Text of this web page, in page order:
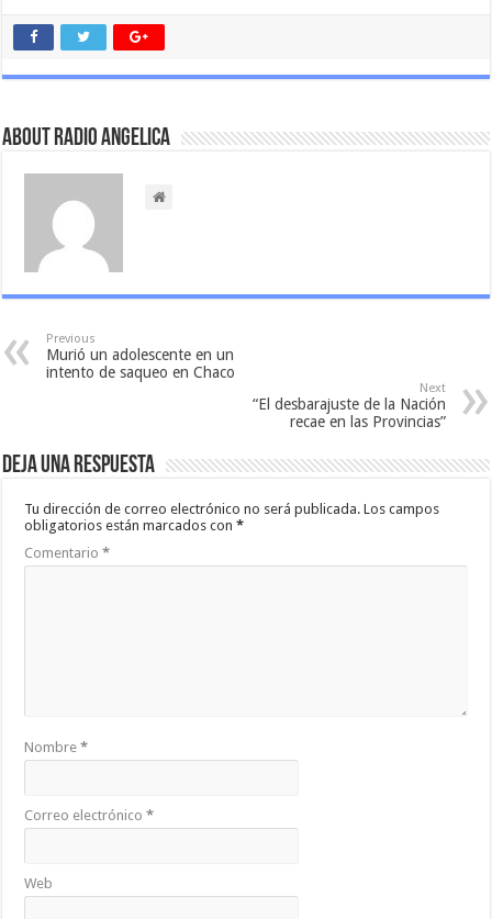
About Radio Angelica
Previous
Murió un adolescente en un
intento de saqueo en Chaco
Next
“El desbarajuste de la Nación
recae en las Provincias”
Deja una respuesta
Tu dirección de correo electrónico no será publicada. Los campos
obligatorios están marcados con*
Comentario*
Nombre*
Correo electrónico*
Web